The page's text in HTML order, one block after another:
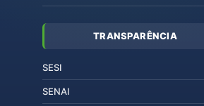
TRANSPARÊNCIA
SESI
SENAI